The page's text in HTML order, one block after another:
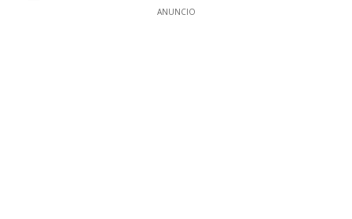
ANUNCIO